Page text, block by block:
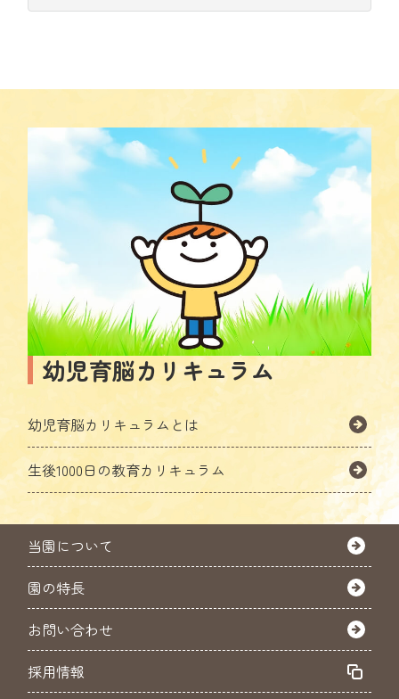
幼児育脳カリキュラム
幼児育脳カリキュラムとは
生後1000日の教育カリキュラム
当園について
園の特長
お問い合わせ
採用情報